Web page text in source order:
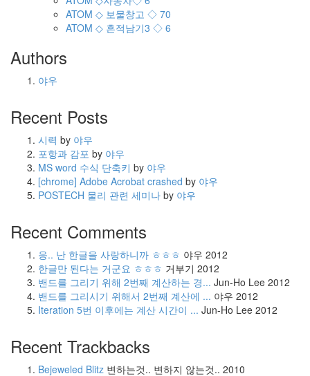
ATOM ◇ 보물창고 ◇ 70
ATOM ◇ 흔적남기3 ◇ 6
Authors
야우
Recent Posts
시력 by 야우
포항과 감포 by 야우
MS word 수식 단축키 by 야우
[chrome] Adobe Acrobat crashed by 야우
POSTECH 물리 관련 세미나 by 야우
Recent Comments
응.. 난 한글을 사랑하니까 ㅎㅎㅎ 야우 2012
한글만 된다는 거군요 ㅎㅎㅎ 거부기 2012
밴드를 그리기 위해 2번째 계산하는 경... Jun-Ho Lee 2012
밴드를 그리시기 위해서 2번째 계산에 ... 야우 2012
Iteration 5번 이후에는 계산 시간이 ... Jun-Ho Lee 2012
Recent Trackbacks
Bejeweled Blitz 변하는것.. 변하지 않는것.. 2010